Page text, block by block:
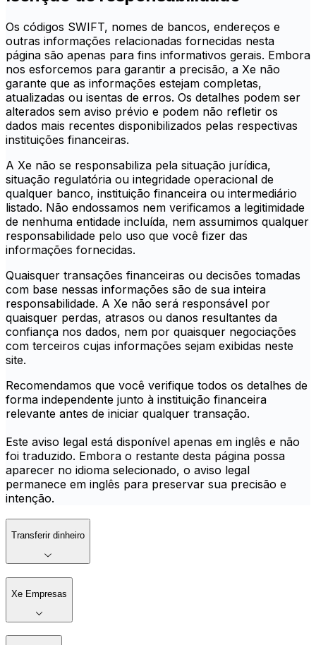
Os códigos SWIFT, nomes de bancos, endereços e
outras informações relacionadas fornecidas nesta
página são apenas para fins informativos gerais. Embora
nos esforcemos para garantir a precisão, a Xe não
garante que as informações estejam completas,
atualizadas ou isentas de erros. Os detalhes podem ser
alterados sem aviso prévio e podem não refletir os
dados mais recentes disponibilizados pelas respectivas
instituições financeiras.
A Xe não se responsabiliza pela situação jurídica,
situação regulatória ou integridade operacional de
qualquer banco, instituição financeira ou intermediário
listado. Não endossamos nem verificamos a legitimidade
de nenhuma entidade incluída, nem assumimos qualquer
responsabilidade pelo uso que você fizer das
informações fornecidas.
Quaisquer transações financeiras ou decisões tomadas
com base nessas informações são de sua inteira
responsabilidade. A Xe não será responsável por
quaisquer perdas, atrasos ou danos resultantes da
confiança nos dados, nem por quaisquer negociações
com terceiros cujas informações sejam exibidas neste
site.
Recomendamos que você verifique todos os detalhes de
forma independente junto à instituição financeira
relevante antes de iniciar qualquer transação.
Este aviso legal está disponível apenas em inglês e não
foi traduzido. Embora o restante desta página possa
aparecer no idioma selecionado, o aviso legal
permanece em inglês para preservar sua precisão e
intenção.
Transferir dinheiro
Xe Empresas